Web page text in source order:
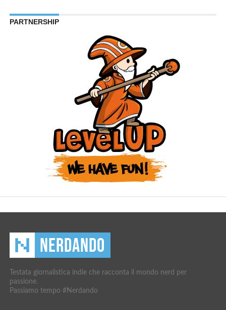
PARTNERSHIP
Testata giornalistica indie che racconta il mondo nerd per
passione.
Passiamo tempo #Nerdando